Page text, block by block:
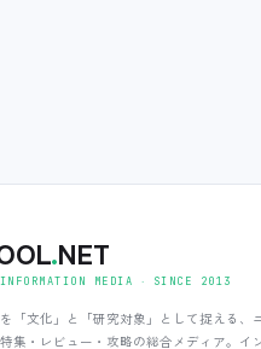
.NET
INFORMATION MEDIA ‧ SINCE 2013
「文化」と「研究対象」として捉える、
集・レビュー・攻略の総合メディア。イ